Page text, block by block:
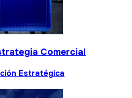
Comercial
Estratégica